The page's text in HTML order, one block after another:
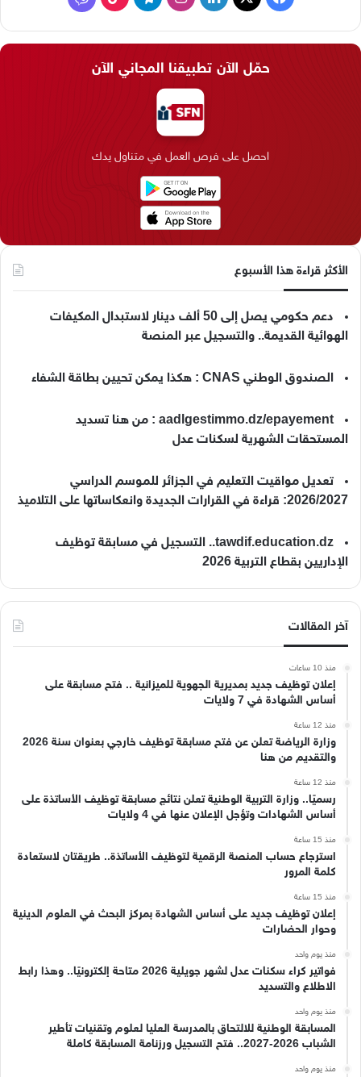
د
ن
ق
ر
ا
م
م
k
ا
حمّل الآن تطبيقنا المجاني الآن
احصل على فرص العمل في متناول يدك
الأكثر قراءة هذا الأسبوع
دعم حكومي يصل إلى 50 ألف دينار لاستبدال المكيفات
الهوائية القديمة.. والتسجيل عبر المنصة
الصندوق الوطني CNAS : هكذا يمكن تحيين بطاقة الشفاء
aadlgestimmo.dz/epayement : من هنا تسديد
المستحقات الشهرية لسكنات عدل
تعديل مواقيت التعليم في الجزائر للموسم الدراسي
2026/2027: قراءة في القرارات الجديدة وانعكاساتها على التلاميذ
tawdif.education.dz.. التسجيل في مسابقة توظيف
الإداريين بقطاع التربية 2026
آخر المقالات
منذ 10 ساعات
إعلان توظيف جديد بمديرية الجهوية للميزانية .. فتح مسابقة على
أساس الشهادة في 7 ولايات
منذ 12 ساعة
وزارة الرياضة تعلن عن فتح مسابقة توظيف خارجي بعنوان سنة 2026
والتقديم من هنا
منذ 12 ساعة
رسميًا.. وزارة التربية الوطنية تعلن نتائج مسابقة توظيف الأساتذة على
أساس الشهادات وتؤجل الإعلان عنها في 4 ولايات
منذ 15 ساعة
استرجاع حساب المنصة الرقمية لتوظيف الأساتذة.. طريقتان لاستعادة
كلمة المرور
منذ 15 ساعة
إعلان توظيف جديد على أساس الشهادة بمركز البحث في العلوم الدينية
وحوار الحضارات
منذ يوم واحد
فواتير كراء سكنات عدل لشهر جويلية 2026 متاحة إلكترونيًا.. وهذا رابط
الاطلاع والتسديد
منذ يوم واحد
المسابقة الوطنية للالتحاق بالمدرسة العليا لعلوم وتقنيات تأطير
الشباب 2026-2027.. فتح التسجيل ورزنامة المسابقة كاملة
منذ يوم واحد